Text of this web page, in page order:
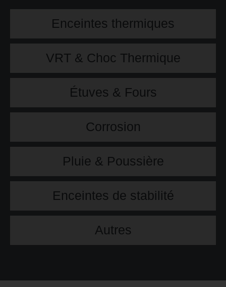
Enceintes thermiques
VRT & Choc Thermique
Étuves & Fours
Corrosion
Pluie & Poussière
Enceintes de stabilité
Autres